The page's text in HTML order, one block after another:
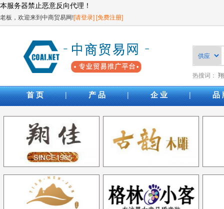
本服务器禁止恶意反向代理！
老板，欢迎来到中商贸易网![请登录][免费注册]
热搜词：
首 页 | 产 品 | 企 业 | 品